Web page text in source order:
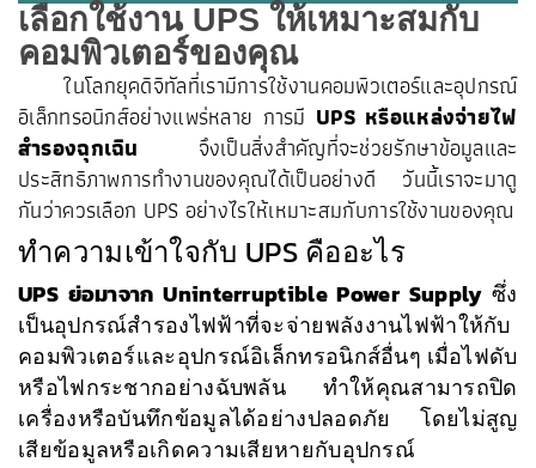
เลือกใช้งาน UPS ให้เหมาะสมกับ
คอมพิวเตอร์ของคุณ
ในโลกยุคดิจิทัลที่เรามีการใช้งานคอมพิวเตอร์และอุปกรณ์
อิเล็กทรอนิกส์อย่างแพร่หลาย การมี UPS หรือแหล่งจ่ายไฟ
สำรองฉุกเฉิน จึงเป็นสิ่งสำคัญที่จะช่วยรักษาข้อมูลและ
ประสิทธิภาพการทำงานของคุณได้เป็นอย่างดี วันนี้เราจะมาดู
กันว่าควรเลือก UPS อย่างไรให้เหมาะสมกับการใช้งานของคุณ
ทำความเข้าใจกับ UPS คืออะไร
UPS ย่อมาจาก Uninterruptible Power Supply ซึ่ง
เป็นอุปกรณ์สำรองไฟฟ้าที่จะจ่ายพลังงานไฟฟ้าให้กับ
คอมพิวเตอร์และอุปกรณ์อิเล็กทรอนิกส์อื่นๆ เมื่อไฟดับ
หรือไฟกระชากอย่างฉับพลัน ทำให้คุณสามารถปิด
เครื่องหรือบันทึกข้อมูลได้อย่างปลอดภัย โดยไม่สูญ
เสียข้อมูลหรือเกิดความเสียหายกับอุปกรณ์